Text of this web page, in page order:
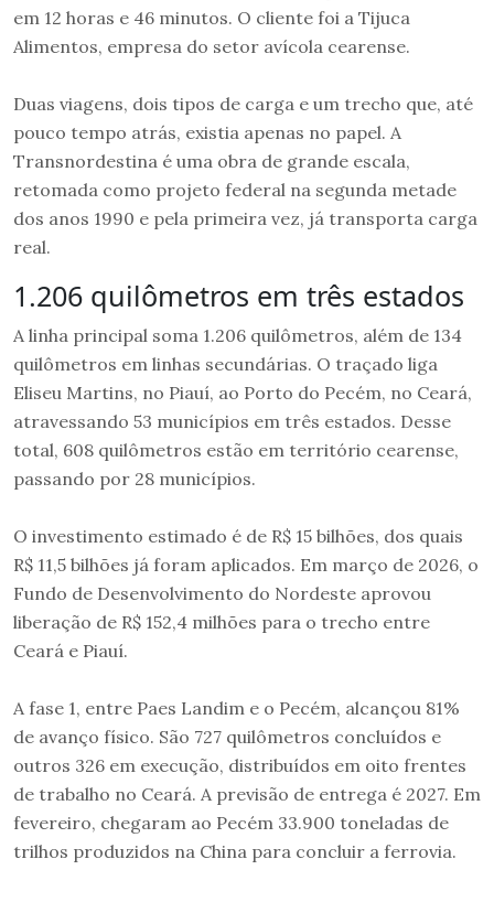
em 12 horas e 46 minutos. O cliente foi a Tijuca
Alimentos, empresa do setor avícola cearense.
Duas viagens, dois tipos de carga e um trecho que, até
pouco tempo atrás, existia apenas no papel. A
Transnordestina é uma obra de grande escala,
retomada como projeto federal na segunda metade
dos anos 1990 e pela primeira vez, já transporta carga
real.
1.206 quilômetros em três estados
A linha principal soma 1.206 quilômetros, além de 134
quilômetros em linhas secundárias. O traçado liga
Eliseu Martins, no Piauí, ao Porto do Pecém, no Ceará,
atravessando 53 municípios em três estados. Desse
total, 608 quilômetros estão em território cearense,
passando por 28 municípios.
O investimento estimado é de R$ 15 bilhões, dos quais
R$ 11,5 bilhões já foram aplicados. Em março de 2026, o
Fundo de Desenvolvimento do Nordeste aprovou
liberação de R$ 152,4 milhões para o trecho entre
Ceará e Piauí.
A fase 1, entre Paes Landim e o Pecém, alcançou 81%
de avanço físico. São 727 quilômetros concluídos e
outros 326 em execução, distribuídos em oito frentes
de trabalho no Ceará. A previsão de entrega é 2027. Em
fevereiro, chegaram ao Pecém 33.900 toneladas de
trilhos produzidos na China para concluir a ferrovia.